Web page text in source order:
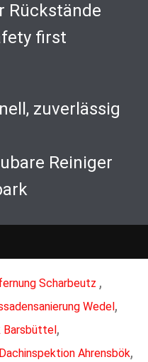
Rückstände
first
zuverlässig
Reiniger
Scharbeutz ,
Wedel,
Barsbüttel,
Dachinspektion Ahrensbök,